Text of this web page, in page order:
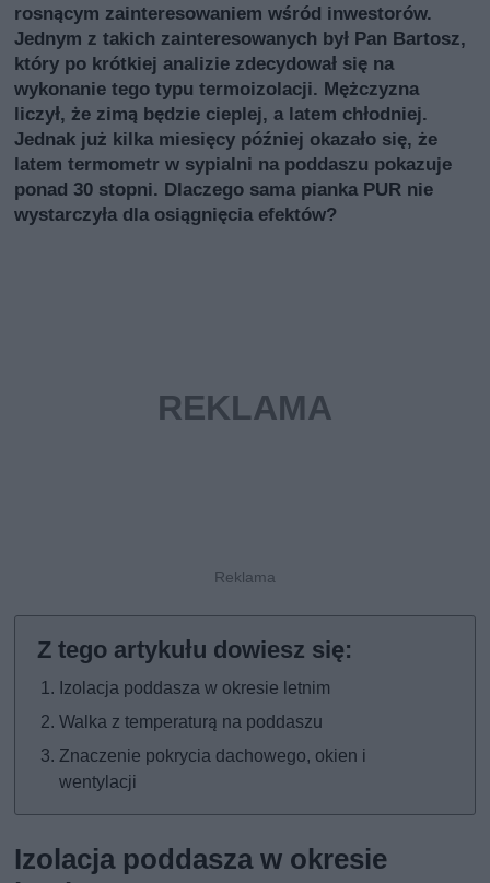
rosnącym zainteresowaniem wśród inwestorów.
Jednym z takich zainteresowanych był Pan Bartosz,
który po krótkiej analizie zdecydował się na
wykonanie tego typu termoizolacji. Mężczyzna
liczył, że zimą będzie cieplej, a latem chłodniej.
Jednak już kilka miesięcy później okazało się, że
latem termometr w sypialni na poddaszu pokazuje
ponad 30 stopni. Dlaczego sama pianka PUR nie
wystarczyła dla osiągnięcia efektów?
Izolacja poddasza w okresie letnim
Walka z temperaturą na poddaszu
Znaczenie pokrycia dachowego, okien i
wentylacji
Izolacja poddasza w okresie